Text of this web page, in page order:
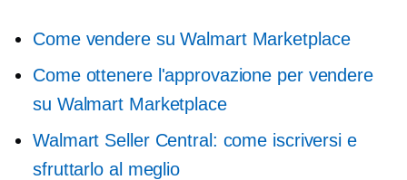
Come vendere su Walmart Marketplace
Come ottenere l'approvazione per vendere
su Walmart Marketplace
Walmart Seller Central: come iscriversi e
sfruttarlo al meglio